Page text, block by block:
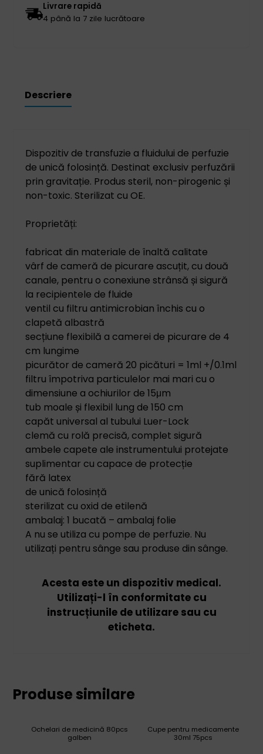
Livrare rapidă
4 până la 7 zile lucrătoare
Descriere
Dispozitiv de transfuzie a fluidului de perfuzie
de unică folosință. Destinat exclusiv perfuzării
prin gravitație. Produs steril, non-pirogenic și
non-toxic. Sterilizat cu OE.
Proprietăți:
fabricat din materiale de înaltă calitate
vârf de cameră de picurare ascuțit, cu două
canale, pentru o conexiune strânsă și sigură
la recipientele de fluide
ventil cu filtru antimicrobian închis cu o
clapetă albastră
secțiune flexibilă a camerei de picurare de 4
cm lungime
picurător de cameră 20 picături = 1ml +/0.1ml
filtru împotriva particulelor mai mari cu o
dimensiune a ochiurilor de 15μm
tub moale și flexibil lung de 150 cm
capăt universal al tubului Luer-Lock
clemă cu rolă precisă, complet sigură
ambele capete ale instrumentului protejate
suplimentar cu capace de protecție
fără latex
de unică folosință
sterilizat cu oxid de etilenă
ambalaj: 1 bucată – ambalaj folie
A nu se utiliza cu pompe de perfuzie. Nu
utilizați pentru sânge sau produse din sânge.
Acesta este un dispozitiv medical.
Utilizați-l în conformitate cu
instrucțiunile de utilizare sau cu
eticheta.
Produse similare
Cupe pentru medicamente
30ml 75pcs
Ochelari de medicină 80pcs
galben